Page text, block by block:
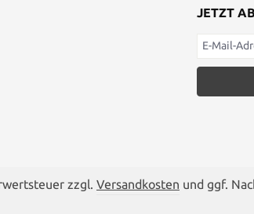
JETZT
zzgl. Versandkosten und ggf.